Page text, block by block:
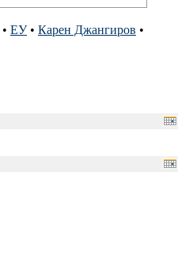
• ЕУ• Карен Джангиров •